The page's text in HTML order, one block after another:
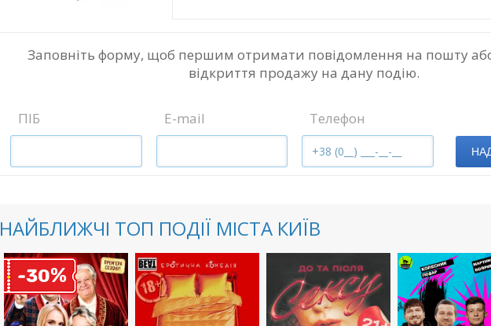
Заповніть форму, щоб першим отримати повідомлення на пошту
відкриття продажу на дану подію.
ПІБ E-mail Телефон
НАЙБЛИЖЧІ ТОП ПОДІЇ МІСТА КИЇВ
-30%